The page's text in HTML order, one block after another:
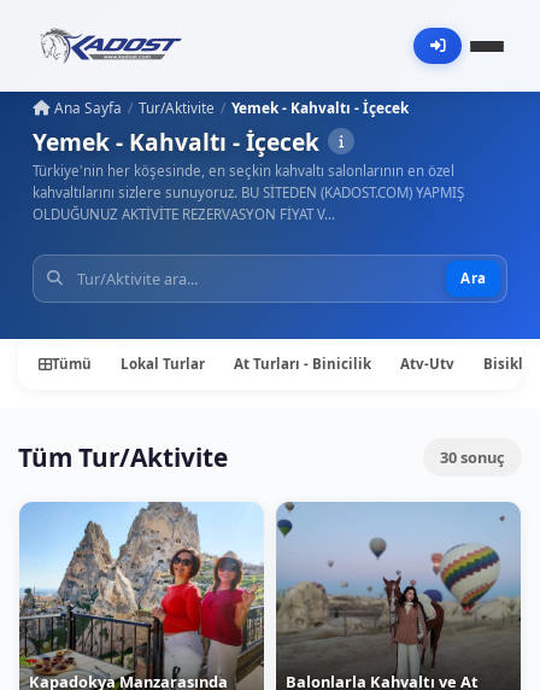
Ana Sayfa Tur/Aktivite Yemek - Kahvaltı - İçecek
Yemek - Kahvaltı - İçecek
Türkiye'nin her köşesinde, en seçkin kahvaltı salonlarının en özel
kahvaltılarını sizlere sunuyoruz. BU SİTEDEN (KADOST.COM) YAPMIŞ
OLDUĞUNUZ AKTİVİTE REZERVASYON FİYAT V…
Ara
Tümü Lokal Turlar At Turları - Binicilik Atv-Utv Bisiklet
Tüm Tur/Aktivite 30sonuç
Kapadokya Manzarasında
Balonlarla Kahvaltı ve At